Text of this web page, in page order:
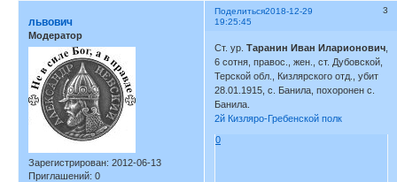
Поделиться 3
2018-12-29
19:25:45
львович
Модератор
Зарегистрирован: 2012-06-13
Приглашений: 0
Ст. ур.Таранин Иван Иларионович
6 сотня, правос., жен., ст. Дубовской,
Терской обл., Кизлярского отд., убит
28.01.1915, с. Банила, похоронен с.
Банила.
2й Кизляро-Гребенской полк
0